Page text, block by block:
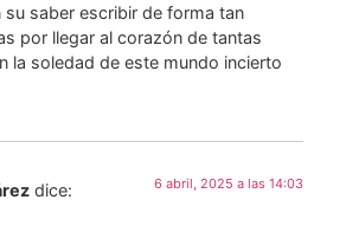
saber escribir de forma tan
por llegar al corazón de tantas
la soledad de este mundo incierto
dice: 6 abril, 2025 a las 14:03